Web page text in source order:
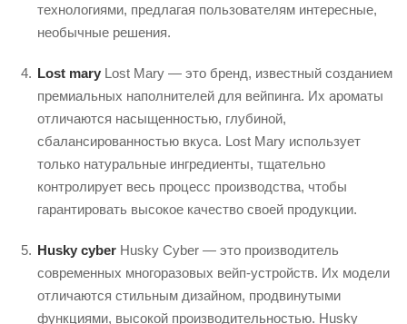
технологиями, предлагая пользователям интересные,
необычные решения.
Lost mary Lost Mary — это бренд, известный созданием
премиальных наполнителей для вейпинга. Их ароматы
отличаются насыщенностью, глубиной,
сбалансированностью вкуса. Lost Mary использует
только натуральные ингредиенты, тщательно
контролирует весь процесс производства, чтобы
гарантировать высокое качество своей продукции.
Husky cyber Husky Cyber — это производитель
современных многоразовых вейп-устройств. Их модели
отличаются стильным дизайном, продвинутыми
функциями, высокой производительностью. Husky